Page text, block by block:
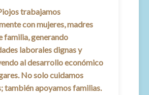
trabajamos
con mujeres, madres
familia, generando
laborales dignas y
al desarrollo económico
No solo cuidamos
también apoyamos familias.